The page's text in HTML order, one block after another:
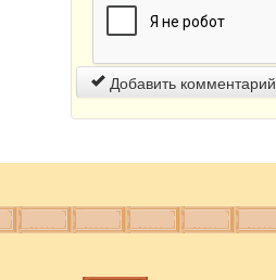
Добавить комментарий